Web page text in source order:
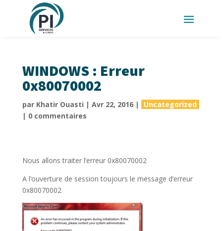
WINDOWS : Erreur
0x80070002
par Khatir Ouasti | Avr 22, 2016|
Uncategorized
| 0 commentaires
Nous allons traiter l’erreur 0x80070002
A l’ouverture de session toujours le message d’erreur
0x80070002